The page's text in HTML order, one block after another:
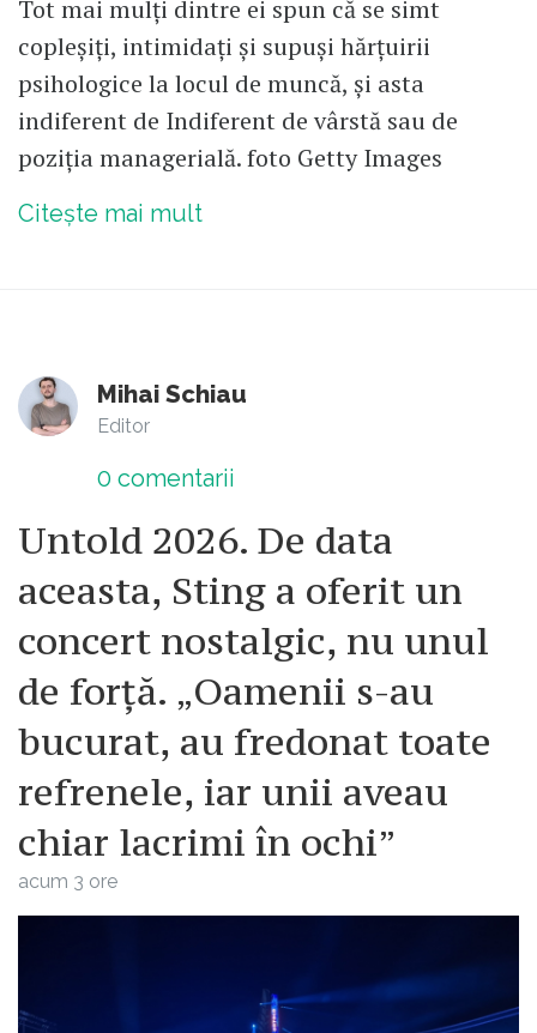
Tot mai mulți dintre ei spun că se simt
copleșiți, intimidați și supuși hărțuirii
psihologice la locul de muncă, și asta
indiferent de Indiferent de vârstă sau de
poziția managerială. foto Getty Images
Citește mai mult
Mihai Schiau
Editor
0 comentarii
Untold 2026. De data
aceasta, Sting a oferit un
concert nostalgic, nu unul
de forță. „Oamenii s-au
bucurat, au fredonat toate
refrenele, iar unii aveau
chiar lacrimi în ochi”
acum 3 ore